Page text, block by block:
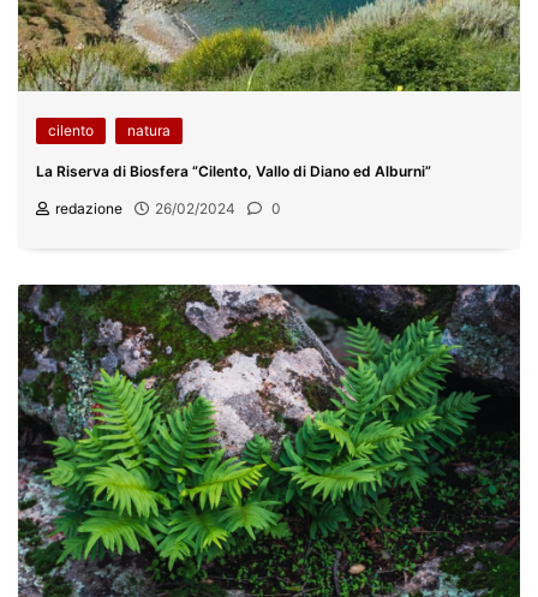
cilento natura
La Riserva di Biosfera “Cilento, Vallo di Diano ed Alburni”
redazione 26/02/2024 0